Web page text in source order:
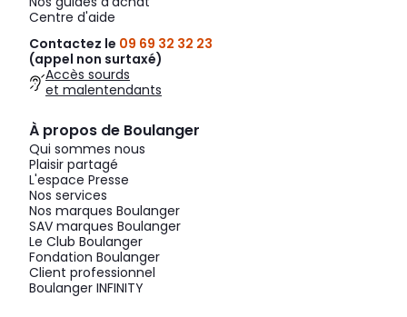
Centre d'aide
Contactez le 09 69 32 32 23
(appel non surtaxé)
Accès sourds
et malentendants
À propos de Boulanger
Qui sommes nous
Plaisir partagé
L'espace Presse
Nos services
Nos marques Boulanger
SAV marques Boulanger
Le Club Boulanger
Fondation Boulanger
Client professionnel
Boulanger INFINITY